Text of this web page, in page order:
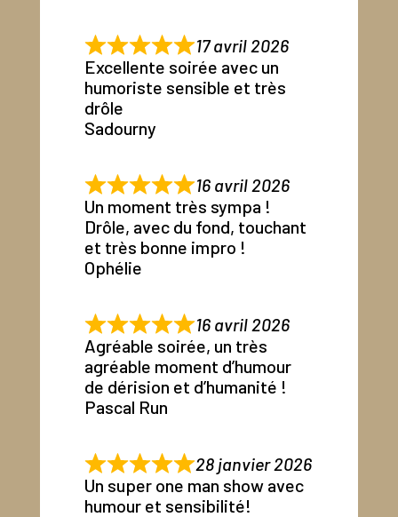
17 avril 2026
Excellente soirée avec un
humoriste sensible et très
drôle
Sadourny
16 avril 2026
Un moment très sympa !
Drôle, avec du fond, touchant
et très bonne impro !
Ophélie
16 avril 2026
Agréable soirée, un très
agréable moment d’humour
de dérision et d’humanité !
Pascal Run
28 janvier 2026
Un super one man show avec
humour et sensibilité!